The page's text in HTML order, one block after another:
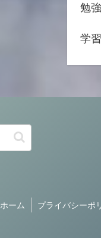
勉
学
ホーム プライバシーポ